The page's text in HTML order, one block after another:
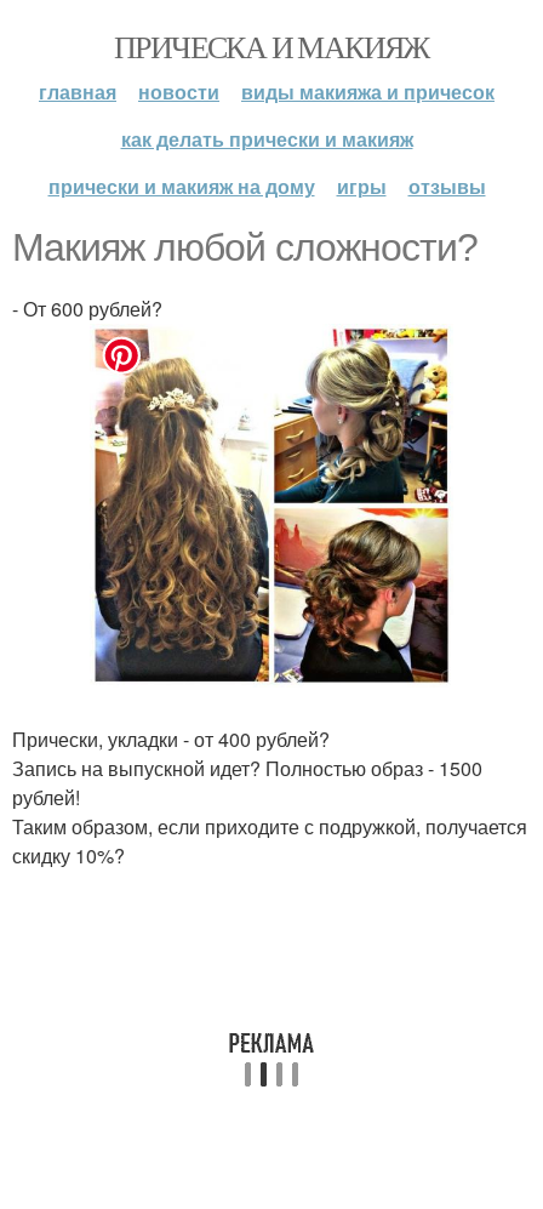
ПРИЧЕСКА И МАКИЯЖ
главная новости
виды макияжа и причесок
как делать прически и макияж
прически и макияж на дому
игры отзывы
Макияж любой сложности?
- От 600 рублей?
Прически, укладки - от 400 рублей?
Запись на выпускной идет? Полностью образ - 1500
рублей!
Таким образом, если приходите с подружкой, получается
скидку 10%?